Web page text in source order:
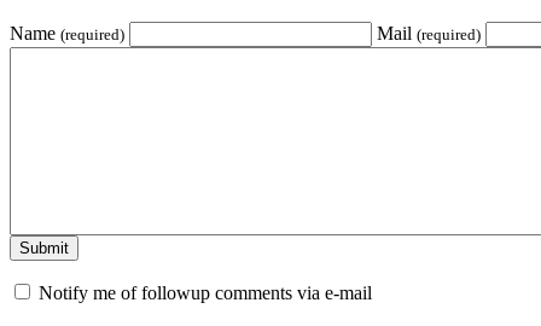
Name (required) Mail (required)
Notify me of followup comments via e-mail